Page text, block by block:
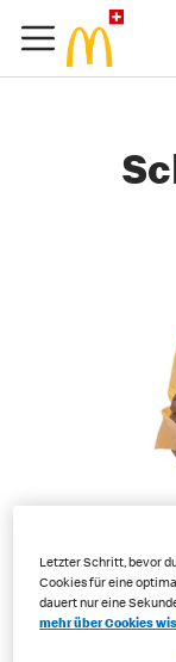
Letzter Schritt, bevor
Cookies für eine
dauert nur eine
mehr über Cookies